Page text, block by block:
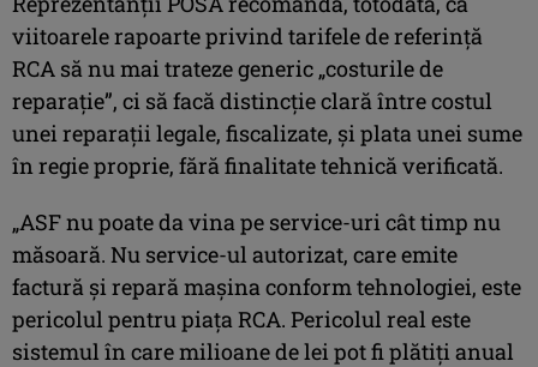
viitoarele rapoarte privind tarifele de referinţă
RCA să nu mai trateze generic „costurile de
reparaţie”, ci să facă distincţie clară între costul
unei reparaţii legale, fiscalizate, şi plata unei sume
în regie proprie, fără finalitate tehnică verificată.
„ASF nu poate da vina pe service-uri cât timp nu
măsoară. Nu service-ul autorizat, care emite
factură şi repară maşina conform tehnologiei, este
pericolul pentru piaţa RCA. Pericolul real este
sistemul în care milioane de lei pot fi plătiţi anual